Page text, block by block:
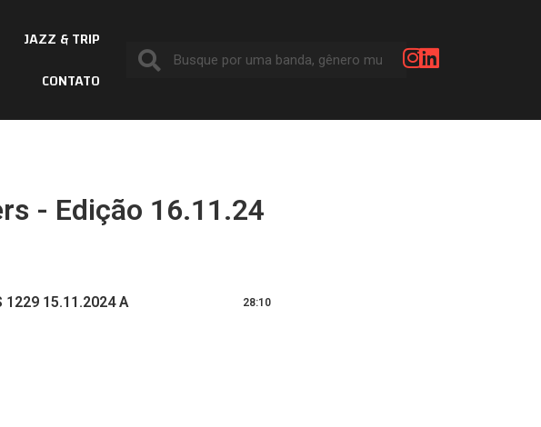
JAZZ & TRIP
CONTATO
- Edição 16.11.24
1229 15.11.2024 A 28:10